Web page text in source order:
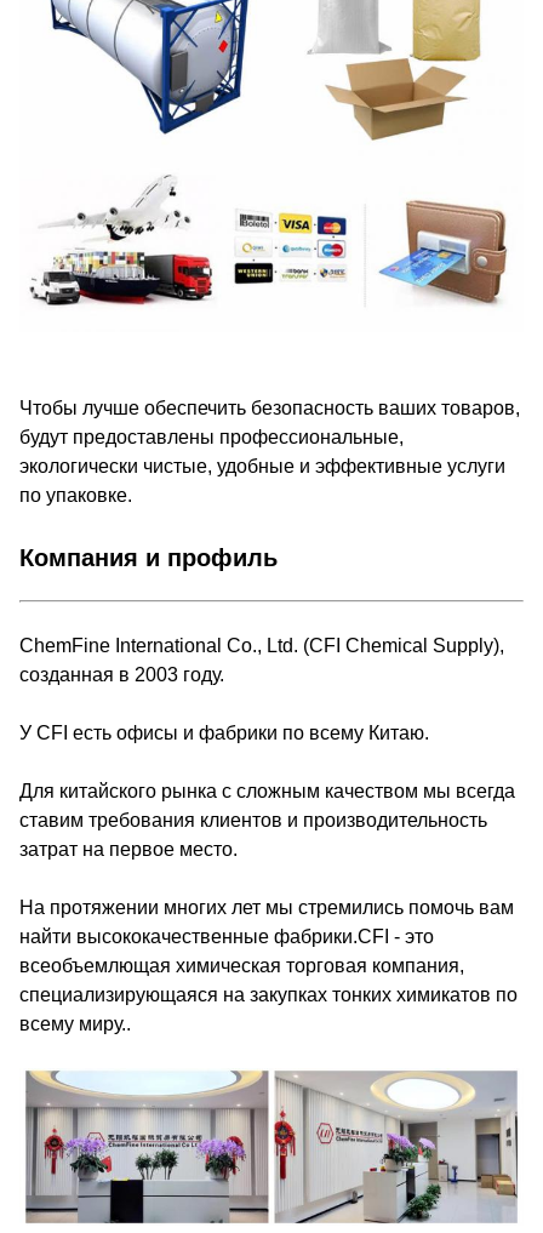
Чтобы лучше обеспечить безопасность ваших товаров,
будут предоставлены профессиональные,
экологически чистые, удобные и эффективные услуги
по упаковке.
Компания и профиль
ChemFine International Co., Ltd. (CFI Chemical Supply),
созданная в 2003 году.
У CFI есть офисы и фабрики по всему Китаю.
Для китайского рынка с сложным качеством мы всегда
ставим требования клиентов и производительность
затрат на первое место.
На протяжении многих лет мы стремились помочь вам
найти высококачественные фабрики.CFI - это
всеобъемлющая химическая торговая компания,
специализирующаяся на закупках тонких химикатов по
всему миру..